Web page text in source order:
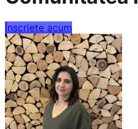
Înscriete acum